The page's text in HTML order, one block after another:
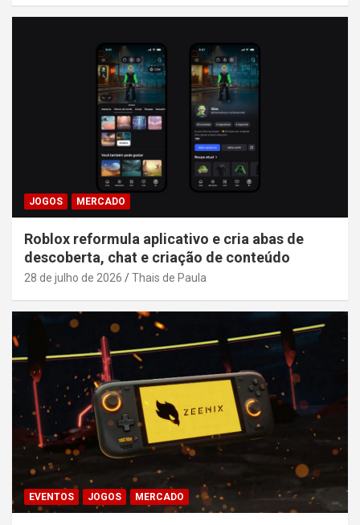
JOGOS MERCADO
Roblox reformula aplicativo e cria abas de
descoberta, chat e criação de conteúdo
28 de julho de 2026 Thais de Paula
EVENTOS JOGOS MERCADO